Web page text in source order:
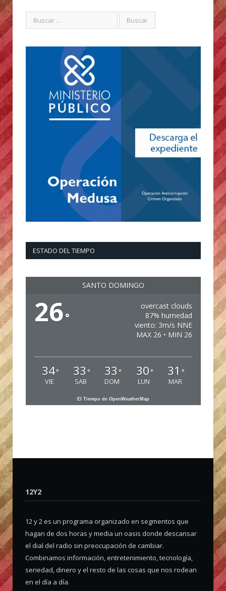
ESTADO DEL TIEMPO
SANTO DOMINGO
26°
overcast clouds
87% humedad
viento: 3m/s NNE
MAX 26 • MIN 26
34°
VIE
33 °
SAB
33 °
DOM
30 °
LUN
31 °
MAR
El Tiempo de OpenWeatherMap
12Y2
12 y 2 es un programa organizado en segmentos que
hagan de dos horas y media un oasis donde descansar
el dial del radio sin preocupación de cambiar.
Combinamos información, entretenimiento, tecnología,
seriedad, dinero y el resto de las cosas que nos rodean
en el día a día.